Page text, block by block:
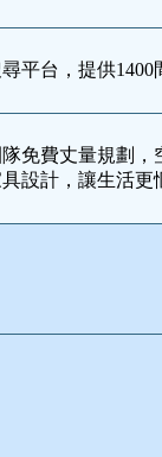
平台，提供1400
免費丈量規劃，
設計，讓生活更